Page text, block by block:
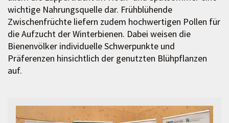
wichtige Nahrungsquelle dar. Frühblühende
Zwischenfrüchte liefern zudem hochwertigen Pollen für
die Aufzucht der Winterbienen. Dabei weisen die
Bienenvölker individuelle Schwerpunkte und
Präferenzen hinsichtlich der genutzten Blühpflanzen
auf.